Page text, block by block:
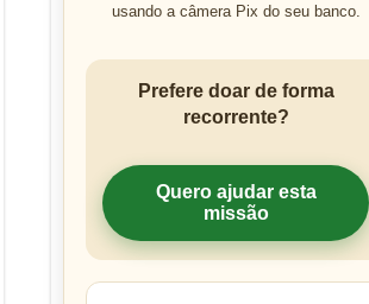
usando a câmera Pix do seu banco.
Prefere doar de forma
recorrente?
Quero ajudar esta
missão